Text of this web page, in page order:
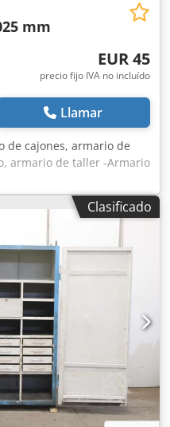
mm
EUR 45
precio fijo IVA no incluído
Llamar
de cajones, armario de
armario de taller -Armario
-Ancho: 545 mm -
mm -Puerta: con
kg Chjdpfxov U Nc Ee Al
Clasificado